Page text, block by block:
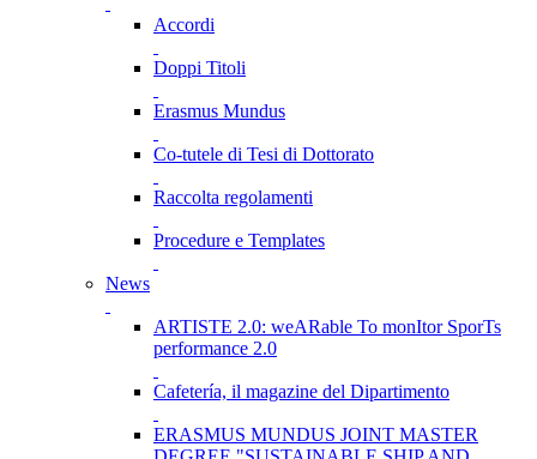
Accordi
Doppi Titoli
Erasmus Mundus
Co-tutele di Tesi di Dottorato
Raccolta regolamenti
Procedure e Templates
News
ARTISTE 2.0: weARable To monItor SporTs
performance 2.0
Cafetería, il magazine del Dipartimento
ERASMUS MUNDUS JOINT MASTER